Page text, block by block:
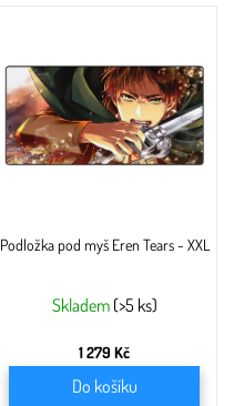
Podložka pod myš Eren Tears - XXL
Skladem (>5 ks)
1 279 Kč
Do košíku